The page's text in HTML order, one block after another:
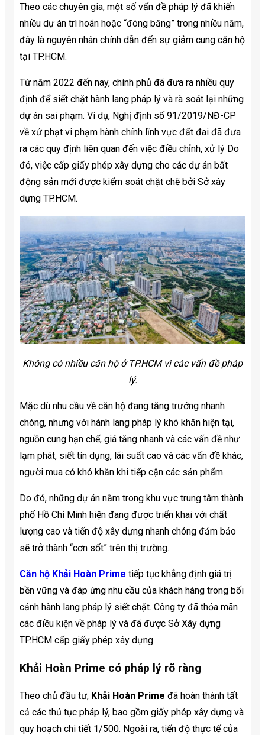
Theo các chuyên gia, một số vấn đề pháp lý đã khiến
nhiều dự án trì hoãn hoặc “đóng băng” trong nhiều năm,
đây là nguyên nhân chính dẫn đến sự giảm cung căn hộ
tại TP.HCM.
Từ năm 2022 đến nay, chính phủ đã đưa ra nhiều quy
định để siết chặt hành lang pháp lý và rà soát lại những
dự án sai phạm. Ví dụ, Nghị định số 91/2019/NĐ-CP
về xử phạt vi phạm hành chính lĩnh vực đất đai đã đưa
ra các quy định liên quan đến việc điều chỉnh, xử lý Do
đó, việc cấp giấy phép xây dựng cho các dự án bất
động sản mới được kiểm soát chặt chẽ bởi Sở xây
dựng TP.HCM.
Không có nhiều căn hộ ở TP.HCM vì các vấn đề pháp
lý.
Mặc dù nhu cầu về căn hộ đang tăng trưởng nhanh
chóng, nhưng với hành lang pháp lý khó khăn hiện tại,
nguồn cung hạn chế, giá tăng nhanh và các vấn đề như
lạm phát, siết tín dụng, lãi suất cao và các vấn đề khác,
người mua có khó khăn khi tiếp cận các sản phẩm
Do đó, những dự án nằm trong khu vực trung tâm thành
phố Hồ Chí Minh hiện đang được triển khai với chất
lượng cao và tiến độ xây dựng nhanh chóng đảm bảo
sẽ trở thành “cơn sốt” trên thị trường.
Căn hộ Khải Hoàn Prime tiếp tục khẳng định giá trị
bền vững và đáp ứng nhu cầu của khách hàng trong bối
cảnh hành lang pháp lý siết chặt. Công ty đã thỏa mãn
các điều kiện về pháp lý và đã được Sở Xây dựng
TP.HCM cấp giấy phép xây dựng.
Khải Hoàn Prime có pháp lý rõ ràng
Theo chủ đầu tư, Khải Hoàn Prime đã hoàn thành tất
cả các thủ tục pháp lý, bao gồm giấy phép xây dựng và
quy hoạch chi tiết 1/500. Ngoài ra, tiến độ thực tế của